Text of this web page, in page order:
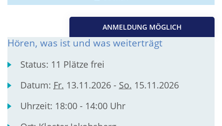
ANMELDUNG MÖGLICH
Hören, was ist und was weiterträgt
Status: 11 Plätze frei
Datum: Fr. 13.11.2026 - So. 15.11.2026
Uhrzeit: 18:00 - 14:00 Uhr